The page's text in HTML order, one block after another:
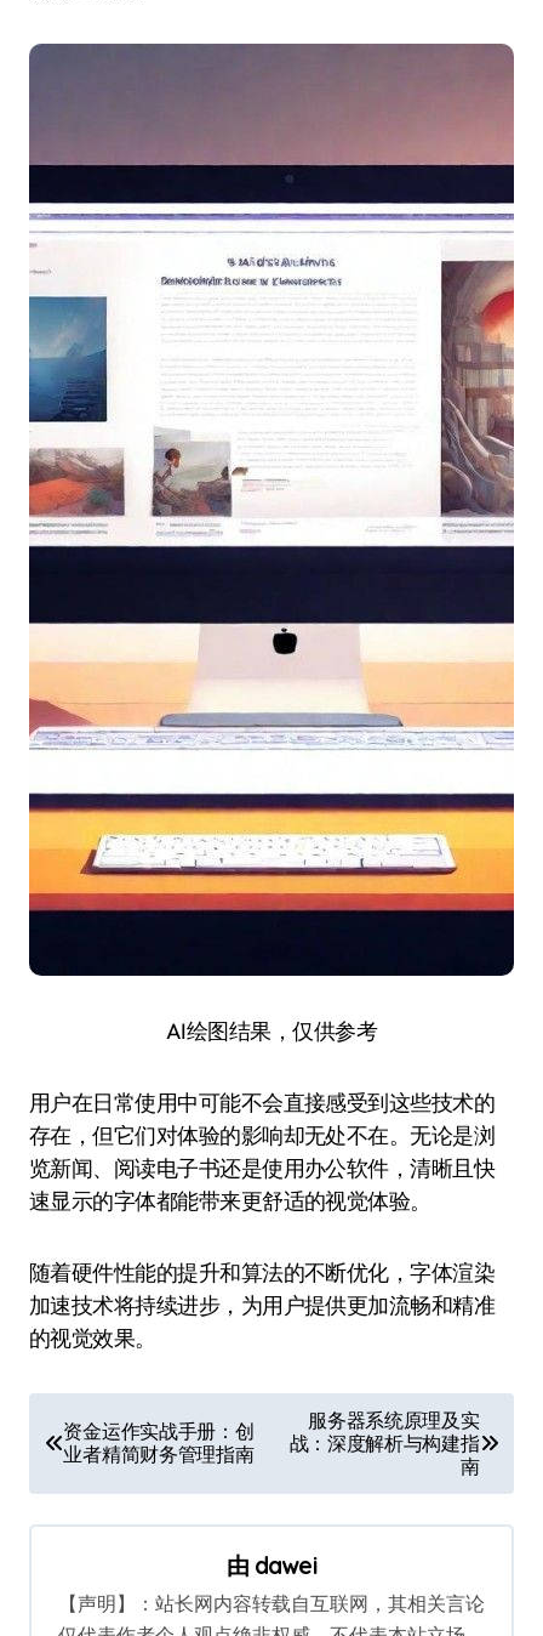
AI绘图结果，仅供参考
用户在日常使用中可能不会直接感受到这些技术的
存在，但它们对体验的影响却无处不在。无论是浏
览新闻、阅读电子书还是使用办公软件，清晰且快
速显示的字体都能带来更舒适的视觉体验。
随着硬件性能的提升和算法的不断优化，字体渲染
加速技术将持续进步，为用户提供更加流畅和精准
的视觉效果。
章
导
航
资金运作实战手册：创
业者精简财务管理指南
服务器系统原理及实
战：深度解析与构建指
南
由 dawei
【声明】：站长网内容转载自互联网，其相关言论